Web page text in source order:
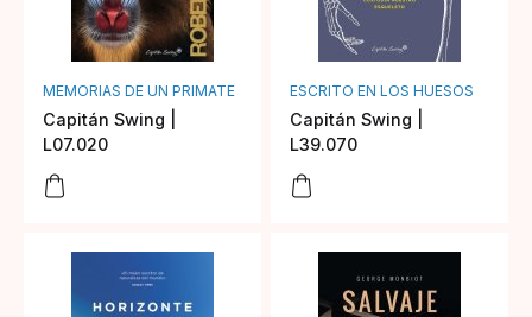
MEMORIAS DE UN PRIMATE
Capitán Swing |
L07.020
ESCRITO EN LOS HUESOS
Capitán Swing |
L39.070